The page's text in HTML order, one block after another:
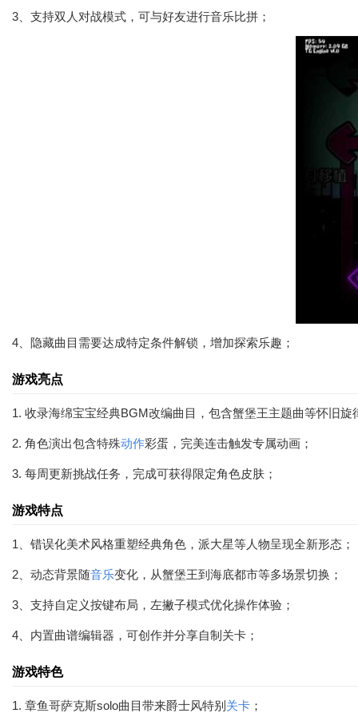
3、支持双人对战模式，可与好友进行音乐比拼；
4、隐藏曲目需要达成特定条件解锁，增加探索乐趣；
游戏亮点
1. 收录海绵宝宝经典BGM改编曲目，包含蟹堡王主题曲等怀旧旋
2. 角色演出包含特殊动作彩蛋，完美连击触发专属动画；
3. 每周更新挑战任务，完成可获得限定角色皮肤；
游戏特点
1、错误化美术风格重塑经典角色，派大星等人物呈现全新形态；
2、动态背景随音乐变化，从蟹堡王到海底都市等多场景切换；
3、支持自定义按键布局，左撇子模式优化操作体验；
4、内置曲谱编辑器，可创作并分享自制关卡；
游戏特色
1. 章鱼哥萨克斯solo曲目带来爵士风特别 关卡 ；